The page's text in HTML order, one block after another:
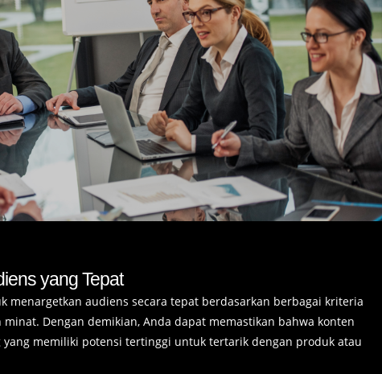
yang Tepat
menargetkan audiens secara tepat berdasarkan berbagai kriteria
Dengan demikian, Anda dapat memastikan bahwa konten
memiliki potensi tertinggi untuk tertarik dengan produk atau